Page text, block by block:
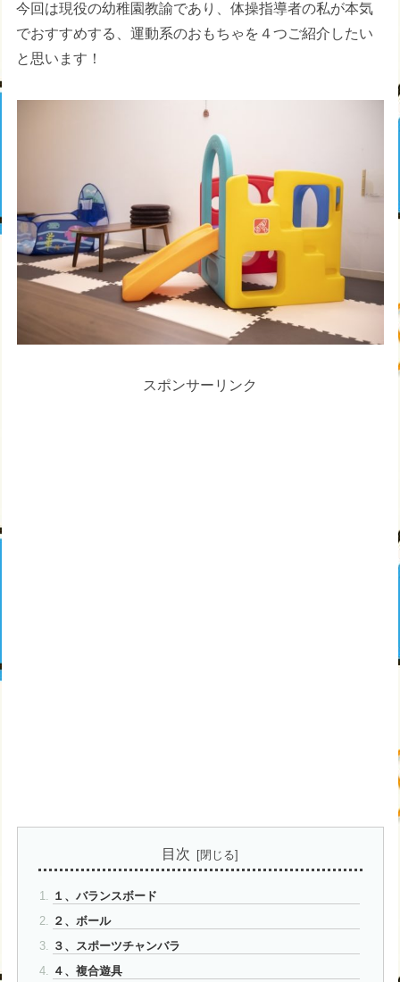
今回は現役の幼稚園教諭であり、体操指導者の私が本気
でおすすめする、運動系のおもちゃを４つご紹介したい
と思います！
スポンサーリンク
目次
１、バランスボード
２、ボール
３、スポーツチャンバラ
４、複合遊具